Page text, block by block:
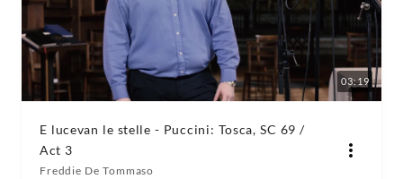
03:19
E lucevan le stelle - Puccini: Tosca, SC 69 /
Act 3
Freddie De Tommaso